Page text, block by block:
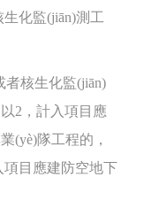
生化監(jiān)測工
核生化監(jiān)
2，計入項目應
(yè)隊工程的，
項目應建防空地下